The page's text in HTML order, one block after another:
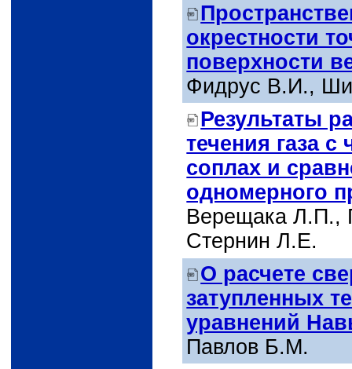
окрестности
поверхности
Фидрус В.И.,
Результаты
течения газа
соплах и
одномерного
Верещака Л.П.,
Стернин Л.Е.
О расчете
затупленных
уравнений
Павлов Б.М.